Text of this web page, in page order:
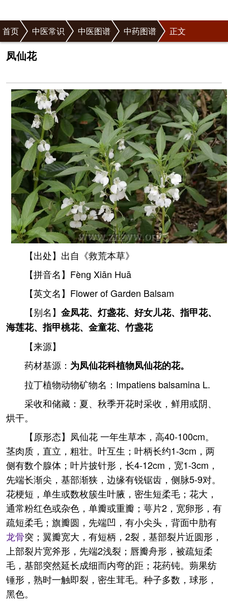
首页 中医常识 中医图谱 中药图谱 正文
凤仙花
【出处】出自《救荒本草》
【拼音名】Fènɡ Xiān Huā
【英文名】Flower of Garden Balsam
【别名】 金凤花、灯盏花、好女儿花、指甲花、
海莲花、指甲桃花、金童花、竹盏花
【来源】
药材基源： 为凤仙花科植物凤仙花的花。
拉丁植物动物矿物名：Impatiens balsamina L.
采收和储藏：夏、秋季开花时采收，鲜用或阴、
烘干。
【原形态】凤仙花 一年生草本，高40-100cm。
茎肉质，直立，粗壮。叶互生；叶柄长约1-3cm，两
侧有数个腺体；叶片披针形，长4-12cm，宽1-3cm，
先端长渐尖，基部渐狭，边缘有锐锯齿，侧脉5-9对。
花梗短，单生或数枚簇生叶腋，密生短柔毛；花大，
通常粉红色或杂色，单瓣或重瓣；萼片2，宽卵形，有
疏短柔毛；旗瓣圆，先端凹，有小尖头，背面中肋有
龙骨突；翼瓣宽大，有短柄，2裂，基部裂片近圆形，
上部裂片宽斧形，先端2浅裂；唇瓣舟形，被疏短柔
毛，基部突然延长成细而内弯的距；花药钝。蒴果纺
锤形，熟时一触即裂，密生茸毛。种子多数，球形，
黑色。